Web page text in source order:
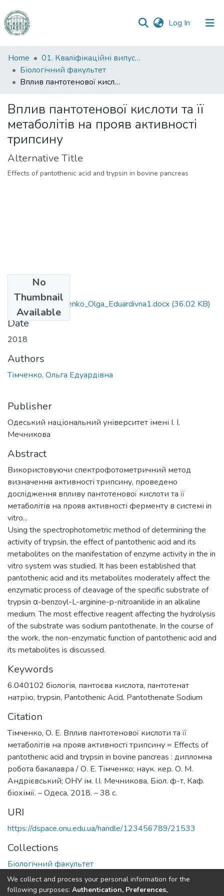
Log In (current)
Communities
&
Collections
Statistics
Home
01. Кваліфікаційні випускні роботи здобувачів вищої освіти
Біологічний факультет
Вплив пантотенової кислоти та її метаболітів на прояв активності трипсину
Вплив пантотенової кислоти та її
метаболітів на прояв активності
трипсину
Alternative Title
Effects of pantothenic acid and trypsin in bovine pancreas
No
Thumbnail
Available
6.040102_Timchenko_Olga_Eduardivna1.docx (36.02 KB)
Date
2018
Authors
Тімченко, Ольга Едуардівна
Publisher
Одеський національний університет імені І. І.
Мечникова
Abstract
Використовуючи спектрофотометричний метод
визначення активності трипсину, проведено
дослідження впливу пантотенової кислоти та її
метаболітів на прояв активності ферменту в системі in
vitro...
Using the spectrophotometric method of determining the
activity of trypsin, the effect of pantothenic acid and its
metabolites on the manifestation of enzyme activity in the in
vitro system was studied. It has been established that
pantothenic acid and its metabolites moderately affect the
enzymatic process of cleavage of the specific substrate of
trypsin α-benzoyl-L-arginine-p-nitroanilide in an alkaline
medium. The most effective reagent affecting the hydrolysis
of the substrate was sodium pantothenate. In the course of
the work, the non-enzymatic function of pantothenic acid and
its metabolites is discussed.
Keywords
6.040102 біологія, пантоєва кислота, пантотенат
натрію, trypsin, Pantothenic Acid, Pantothenate Sodium
Citation
Тімченко, О. Е. Вплив пантотенової кислоти та її
метаболітів на прояв активності трипсину = Effects of
pantothenic acid and trypsin in bovine pancreas : дипломна
робота бакалавра / О. Е. Тімченко; наук. кер. О. М.
Андрієвський; ОНУ ім. І.І. Мечникова, Біол. ф-т, Каф.
біохімії. – Одеса, 2018. – 38 с.
URI
https://dspace.onu.edu.ua/handle/123456789/21533
Collections
Біологічний факультет
Full item page
We collect and process your personal information for the
following purposes: Authentication, Preferences,